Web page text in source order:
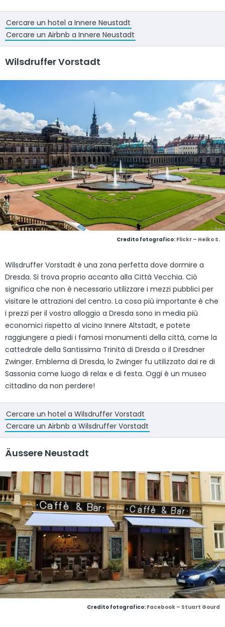
Cercare un hotel a Innere Neustadt
Cercare un Airbnb a Innere Neustadt
Wilsdruffer Vorstadt
Credito fotografico: Flickr – Heiko S.
Wilsdruffer Vorstadt è una zona perfetta dove dormire a
Dresda. Si trova proprio accanto alla Città Vecchia. Ciò
significa che non è necessario utilizzare i mezzi pubblici per
visitare le attrazioni del centro. La cosa più importante è che
i prezzi per il vostro alloggio a Dresda sono in media più
economici rispetto al vicino Innere Altstadt, e potete
raggiungere a piedi i famosi monumenti della città, come la
cattedrale della Santissima Trinità di Dresda o il Dresdner
Zwinger. Emblema di Dresda, lo Zwinger fu utilizzato dai re di
Sassonia come luogo di relax e di festa. Oggi è un museo
cittadino da non perdere!
Cercare un hotel a Wilsdruffer Vorstadt
Cercare un Airbnb a Wilsdruffer Vorstadt
Äussere Neustadt
Credito fotografico: Facebook – Stuart Gourd